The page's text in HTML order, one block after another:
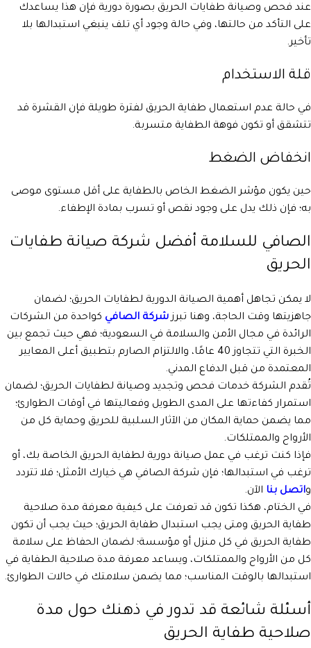
عند فحص وصيانة طفايات الحريق بصورة دورية فإن هذا يساعدك
على التأكد من حالتها، وفي حالة وجود أي تلف ينبغي استبدالها بلا
تأخير.
قلة الاستخدام
في حالة عدم استعمال طفاية الحريق لفترة طويلة فإن القشرة قد
تتشقق أو تكون فوهة الطفاية متسربة.
انخفاض الضغط
حين يكون مؤشر الضغط الخاص بالطفاية على أقل مستوى موصى
به؛ فإن ذلك يدل على وجود نقص أو تسرب بمادة الإطفاء.
الصافي للسلامة أفضل شركة صيانة طفايات
الحريق
لا يمكن تجاهل أهمية الصيانة الدورية لطفايات الحريق؛ لضمان
جاهزيتها وقت الحاجة، وهنا تبرزشركة الصافي كواحدة من الشركات
الرائدة في مجال الأمن والسلامة في السعودية؛ فهي حيث تجمع بين
الخبرة التي تتجاوز 40 عامًا، والالتزام الصارم بتطبيق أعلى المعايير
المعتمدة من قبل الدفاع المدني.
تُقدم الشركة خدمات فحص وتجديد وصيانة لطفايات الحريق؛ لضمان
استمرار كفاءتها على المدى الطويل وفعاليتها في أوقات الطوارئ؛
مما يضمن حماية المكان من الآثار السلبية للحريق وحماية كل من
الأرواح والممتلكات.
فإذا كنت ترغب في عمل صيانة دورية لطفاية الحريق الخاصة بك، أو
ترغب في استبدالها؛ فإن شركة الصافي هي خيارك الأمثل؛ فلا تتردد
واتصل بنا الآن.
في الختام، هكذا تكون قد تعرفت على كيفية معرفة مدة صلاحية
طفاية الحريق ومتى يجب استبدال طفاية الحريق؛ حيث يجب أن تكون
طفاية الحريق في كل منزل أو مؤسسة؛ لضمان الحفاظ على سلامة
كل من الأرواح والممتلكات، ويساعد معرفة مدة صلاحية الطفاية في
استبدالها بالوقت المناسب؛ مما يضمن سلامتك في حالات الطوارئ.
أسئلة شائعة قد تدور في ذهنك حول مدة
صلاحية طفاية الحريق